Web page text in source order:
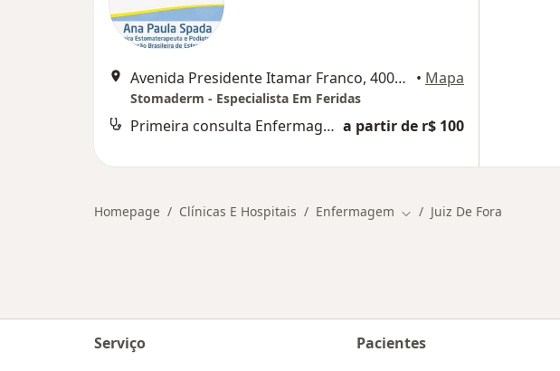
Avenida Presidente Itamar Franco, 4001 (719E - Centro Médico Monte Sinai), Juiz de Fora • Mapa
Stomaderm - Especialista Em Feridas
Primeira consulta Enfermagem a partir de r$ 100
Homepage Clínicas E Hospitais Enfermagem Mudar de cidade
Juiz De Fora
Serviço
Pacientes